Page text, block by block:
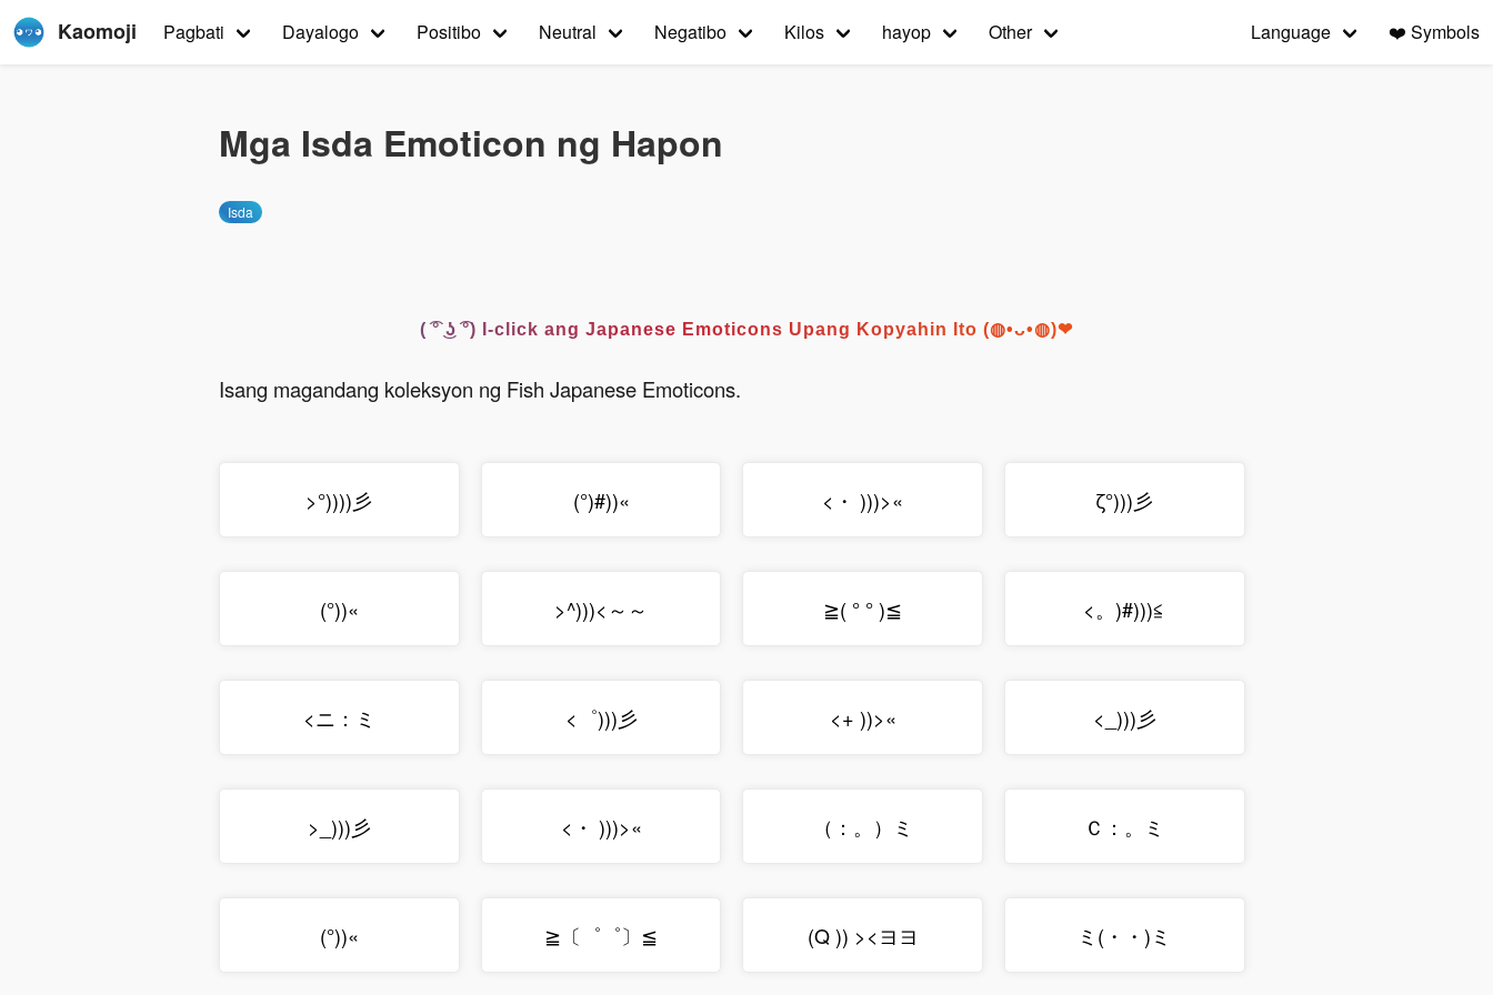
Kaomoji Pagbati Dayalogo Positibo Neutral Negatibo Kilos hayop Other Language ❤️ Symbols
Mga Isda Emoticon ng Hapon
Isda
( ͡° ͜ʖ ͡°) I-click ang Japanese Emoticons Upang Kopyahin Ito (◍•ᴗ•◍)❤
Isang magandang koleksyon ng Fish Japanese Emoticons.
>°))))彡 (°)#))« <・ )))>« ζ°)))彡
(°))« >^)))<～～ ≧( ° ° )≦ <。)#)))≦
<ニ：ミ <゜)))彡 <+ ))>« <_)))彡
>_)))彡 <・ )))>« （：。）ミ Ｃ：。ミ
(°))« ≧〔゜゜〕≦ (Q )) ><ヨヨ ミ(・・)ミ